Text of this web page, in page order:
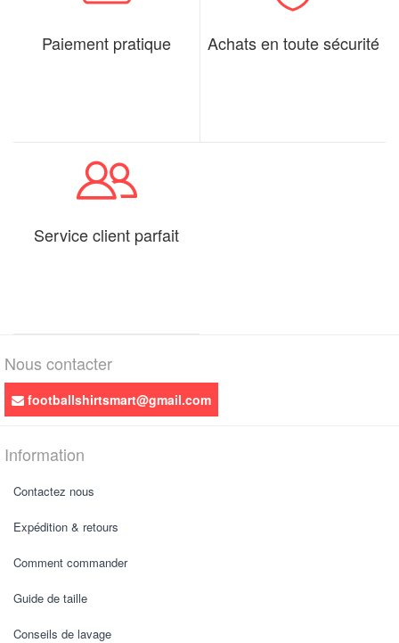
Paiement pratique Achats en toute sécurité
Service client parfait
Nous contacter
footballshirtsmart@gmail.com
Information
Contactez nous
Expédition & retours
Comment commander
Guide de taille
Conseils de lavage